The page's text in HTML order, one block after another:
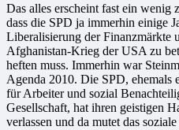
Das alles erscheint fast ein wenig
dass die SPD ja immerhin einige
Liberalisierung der Finanzmärkte
Afghanistan-Krieg der USA zu
heften muss. Immerhin war
Agenda 2010. Die SPD, ehemals
für Arbeiter und sozial
Gesellschaft, hat ihren geistigen
verlassen und da mutet das